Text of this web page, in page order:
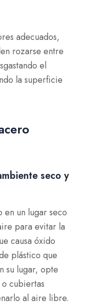
adecuados,
rozarse entre
el
la superficie
seco y
en un lugar seco
para evitar la
causa óxido
plástico que
su lugar, opte
cubiertas
al aire libre.